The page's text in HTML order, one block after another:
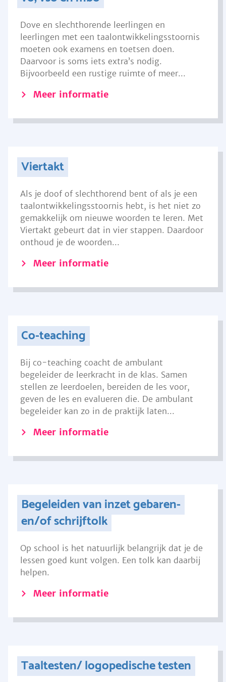
Dove en slechthorende leerlingen en
leerlingen met een taalontwikkelingsstoornis
moeten ook examens en toetsen doen.
Daarvoor is soms iets extra’s nodig.
Bijvoorbeeld een rustige ruimte of meer...
Meer informatie
Viertakt
Als je doof of slechthorend bent of als je een
taalontwikkelingsstoornis hebt, is het niet zo
gemakkelijk om nieuwe woorden te leren. Met
Viertakt gebeurt dat in vier stappen. Daardoor
onthoud je de woorden...
Meer informatie
Co-teaching
Bij co-teaching coacht de ambulant
begeleider de leerkracht in de klas. Samen
stellen ze leerdoelen, bereiden de les voor,
geven de les en evalueren die. De ambulant
begeleider kan zo in de praktijk laten...
Meer informatie
Begeleiden van inzet gebaren-
en/of schrijftolk
Op school is het natuurlijk belangrijk dat je de
lessen goed kunt volgen. Een tolk kan daarbij
helpen.
Meer informatie
Taaltesten/ logopedische testen